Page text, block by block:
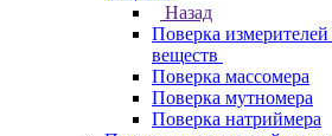
Назад
Поверка
веществ
Поверка массомера
Поверка мутномера
Поверка натриймера